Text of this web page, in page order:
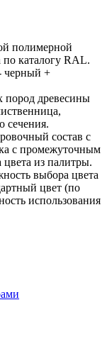
полимерной
каталогу RAL.
черный +
пород древесины
сечения.
состав с
с промежуточным
из палитры.
выбора цвета
цвет (по
использования